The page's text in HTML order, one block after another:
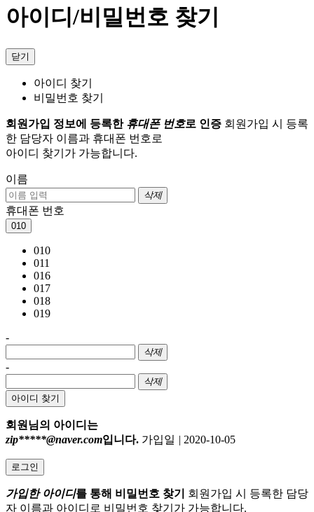
아이디/비밀번호 찾기
닫기
아이디 찾기
비밀번호 찾기
회원가입 정보에 등록한 휴대폰 번호로 인증 회원가입 시 등록
한 담당자 이름과 휴대폰 번호로
아이디 찾기가 가능합니다.
이름
삭제
휴대폰 번호
010
010
011
016
017
018
019
-
삭제
-
삭제
아이디 찾기
회원님의 아이디는
zip*****@naver.com입니다. 가입일 | 2020-10-05
로그인
가입한 아이디를 통해 비밀번호 찾기
회원가입 시 등록한 담당
자 이름과 아이디로 비밀번호 찾기가 가능합니다.